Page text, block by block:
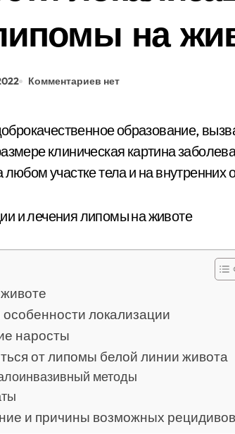
на
Комментариев нет
клиническая картина
участке тела и на внутренних
локализации
наросты
от липомы белой линии живота
методы
и причины возможных рецидивов